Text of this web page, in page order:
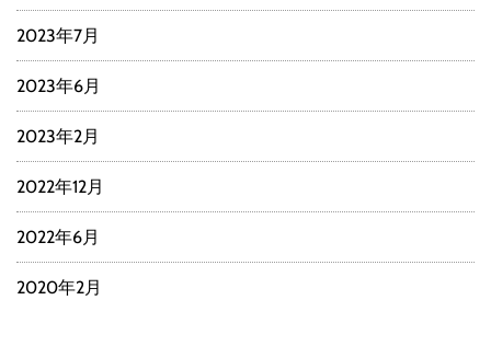
2023年7月
2023年6月
2023年2月
2022年12月
2022年6月
2020年2月